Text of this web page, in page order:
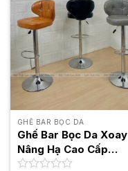
GHẾ BAR BỌC DA
Ghế Bar Bọc Da Xoay
Nâng Hạ Cao Cấp
LADP31